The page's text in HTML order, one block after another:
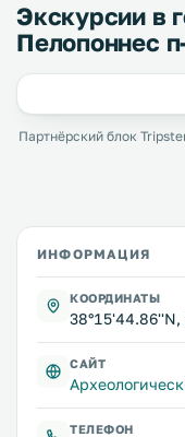
Экскурсии в
Пелопоннес
Партнёрский блок
ИНФОРМАЦИЯ
КООРДИНАТЫ
38°15'44.86''N,
САЙТ
ТЕЛЕФОН